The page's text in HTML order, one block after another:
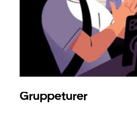
Gruppeturer